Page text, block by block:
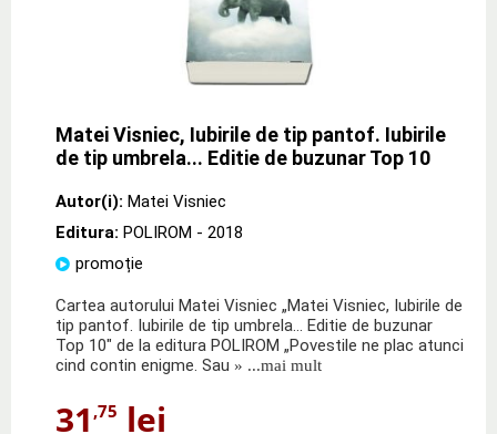
Matei Visniec, Iubirile de tip pantof. Iubirile
de tip umbrela... Editie de buzunar Top 10
Autor(i): Matei Visniec
Editura: POLIROM - 2018
promoție
Cartea autorului Matei Visniec „Matei Visniec, Iubirile de
tip pantof. Iubirile de tip umbrela... Editie de buzunar
Top 10" de la editura POLIROM „Povestile ne plac atunci
cind contin enigme. Sau » ...mai mult
31 ,75 lei